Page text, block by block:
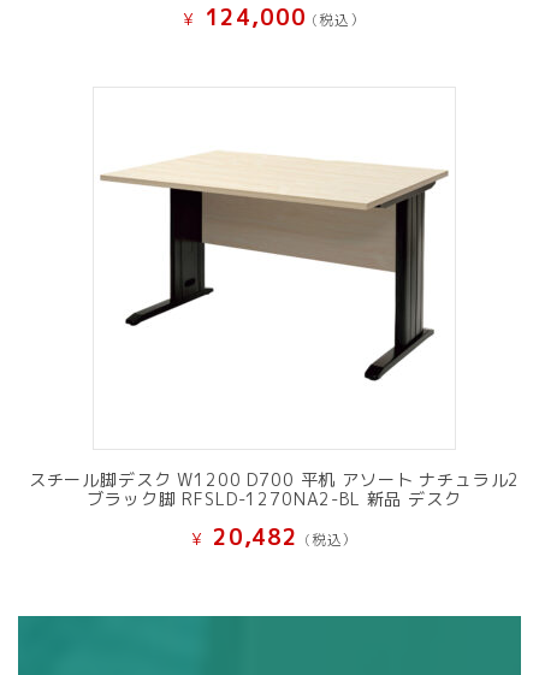
¥ 124,000 (税込）
スチール脚デスク W1200 D700 平机 アソート ナチュラル2
ブラック脚 RFSLD-1270NA2-BL 新品 デスク
¥ 20,482 (税込）